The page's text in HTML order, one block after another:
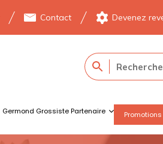
Contact Devenez
Germond Grossiste Partenaire Promotions